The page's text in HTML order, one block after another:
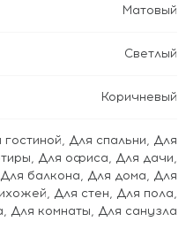
Матовый
Светлый
Коричневый
гостиной, Для спальни, Для
, Для офиса, Для дачи,
Для балкона, Для дома, Для
, Для стен, Для пола,
, Для комнаты, Для санузла